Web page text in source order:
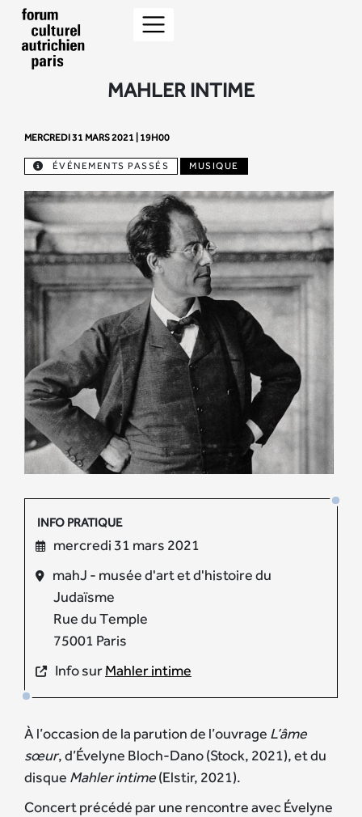
MAHLER INTIME
MERCREDI 31 MARS 2021 | 19H00
ÉVÉNEMENTS PASSÉS MUSIQUE
INFO PRATIQUE
mercredi 31 mars 2021
mahJ - musée d'art et d'histoire du
Judaïsme
Rue du Temple
75001 Paris
Info surMahler intime
À l’occasion de la parution de l’ouvrage L’âme
sœur, d’Évelyne Bloch-Dano (Stock, 2021), et du
disque Mahler intime(Elstir, 2021).
Concert précédé par une rencontre avec Évelyne